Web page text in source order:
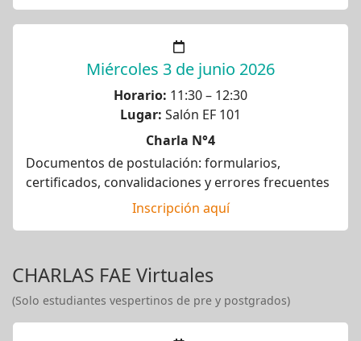
Miércoles 3 de junio 2026
Horario: 11:30 – 12:30
Lugar: Salón EF 101
Charla N°4
Documentos de postulación: formularios,
certificados, convalidaciones y errores frecuentes
Inscripción aquí
CHARLAS FAE Virtuales
(Solo estudiantes vespertinos de pre y postgrados)